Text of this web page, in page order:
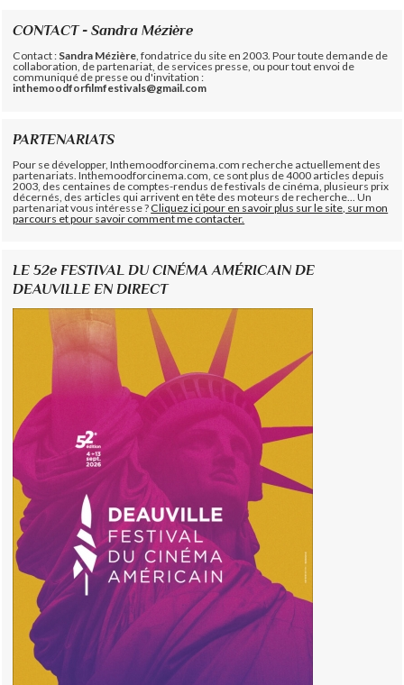
CONTACT - Sandra Mézière
Contact : Sandra Mézière , fondatrice du site en 2003. Pour toute demande de
collaboration, de partenariat, de services presse, ou pour tout envoi de
communiqué de presse ou d'invitation :
inthemoodforfilmfestivals@gmail.com
PARTENARIATS
Pour se développer, Inthemoodforcinema.com recherche actuellement des
partenariats. Inthemoodforcinema.com, ce sont plus de 4000 articles depuis
2003, des centaines de comptes-rendus de festivals de cinéma, plusieurs prix
décernés, des articles qui arrivent en tête des moteurs de recherche... Un
partenariat vous intéresse ?Cliquez ici pour en savoir plus sur le site, sur mon
parcours et pour savoir comment me contacter.
LE 52e FESTIVAL DU CINÉMA AMÉRICAIN DE
DEAUVILLE EN DIRECT